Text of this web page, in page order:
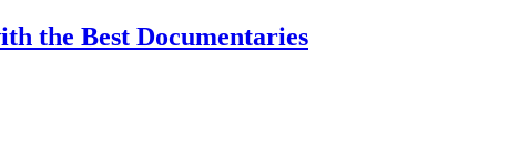
the Best Documentaries